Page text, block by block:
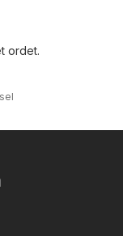
ordet.